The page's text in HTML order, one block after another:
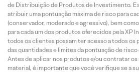
de Distribuição de Produtos de Investimento.
atribuir uma pontuação máxima de risco para
(conservador, moderado e agressivo), bem
para cada um dos produtos oferecidos pela XP
todos os clientes possam ter acesso a todos
das quantidades e limites da pontuação de
Antes de aplicar nos produtos e/ou contratar
material, é importante que você verifique se a